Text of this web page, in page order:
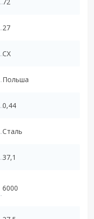
27
CX
Польша
0,44
Сталь
37,1
6000